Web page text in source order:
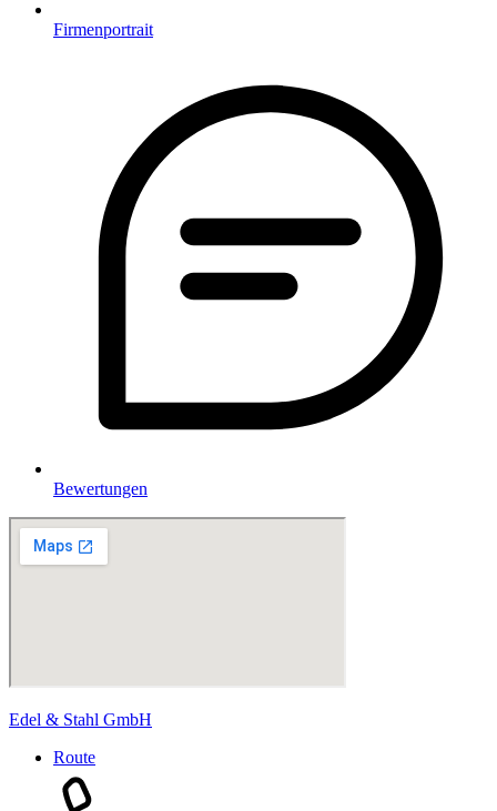
Firmenportrait
Bewertungen
Edel & Stahl GmbH
Route